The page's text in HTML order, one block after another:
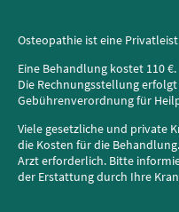
Osteopathie ist eine
Eine Behandlung kostet 110 €.
Die Rechnungsstellung
Gebührenverordnung für
Viele gesetzliche und private
die Kosten für die
Arzt erforderlich. Bitte
der Erstattung durch Ihre